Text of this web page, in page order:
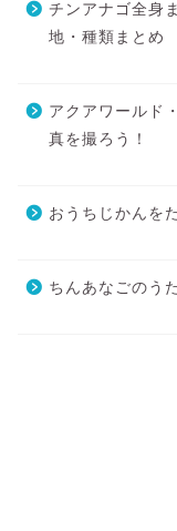
チンアナゴ全身
地・種類まとめ
アクアワールド
真を撮ろう！
おうちじかんを
ちんあなごのう